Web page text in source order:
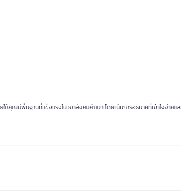
ให้คุณมีพื้นฐานที่แข็งแรงในวิชาสังคมศึกษา โดยเน้นการอธิบายที่เข้าใจง่ายแ